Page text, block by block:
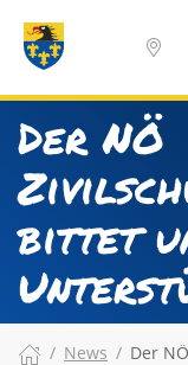
Der NÖ
bittet
News Der